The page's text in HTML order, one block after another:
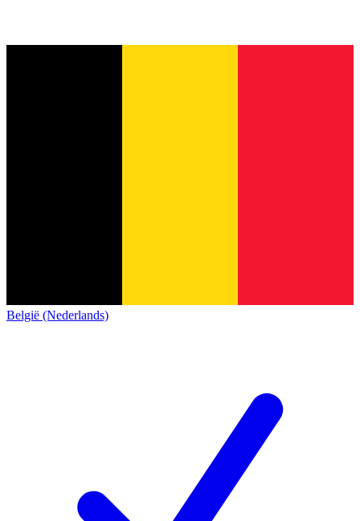
België (Nederlands)